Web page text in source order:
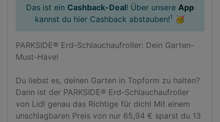
Das ist ein Cashback-Deal! Über unsere App
kannst du hier Cashback abstauben!1 🥳
PARKSIDE® Erd-Schlauchaufroller: Dein Garten-
Must-Have!
Du liebst es, deinen Garten in Topform zu halten?
Dann ist der PARKSIDE® Erd-Schlauchaufroller
von Lidl genau das Richtige für dich! Mit einem
unschlagbaren Preis von nur 65,94 € sparst du 13